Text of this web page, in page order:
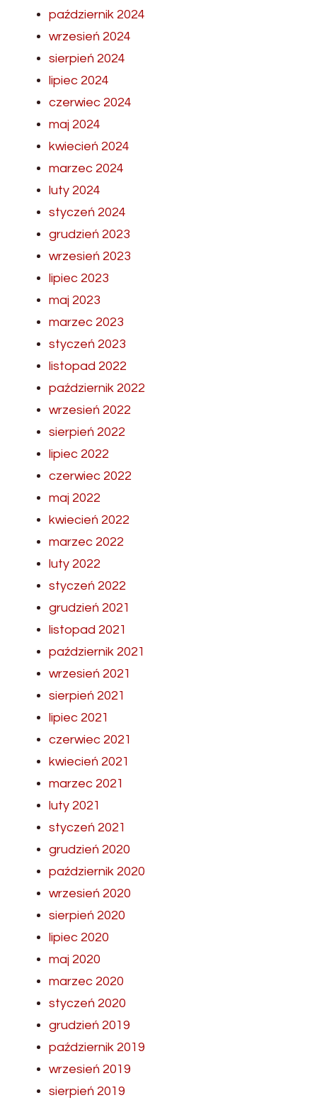
październik 2024
wrzesień 2024
sierpień 2024
lipiec 2024
czerwiec 2024
maj 2024
kwiecień 2024
marzec 2024
luty 2024
styczeń 2024
grudzień 2023
wrzesień 2023
lipiec 2023
maj 2023
marzec 2023
styczeń 2023
listopad 2022
październik 2022
wrzesień 2022
sierpień 2022
lipiec 2022
czerwiec 2022
maj 2022
kwiecień 2022
marzec 2022
luty 2022
styczeń 2022
grudzień 2021
listopad 2021
październik 2021
wrzesień 2021
sierpień 2021
lipiec 2021
czerwiec 2021
kwiecień 2021
marzec 2021
luty 2021
styczeń 2021
grudzień 2020
październik 2020
wrzesień 2020
sierpień 2020
lipiec 2020
maj 2020
marzec 2020
styczeń 2020
grudzień 2019
październik 2019
wrzesień 2019
sierpień 2019